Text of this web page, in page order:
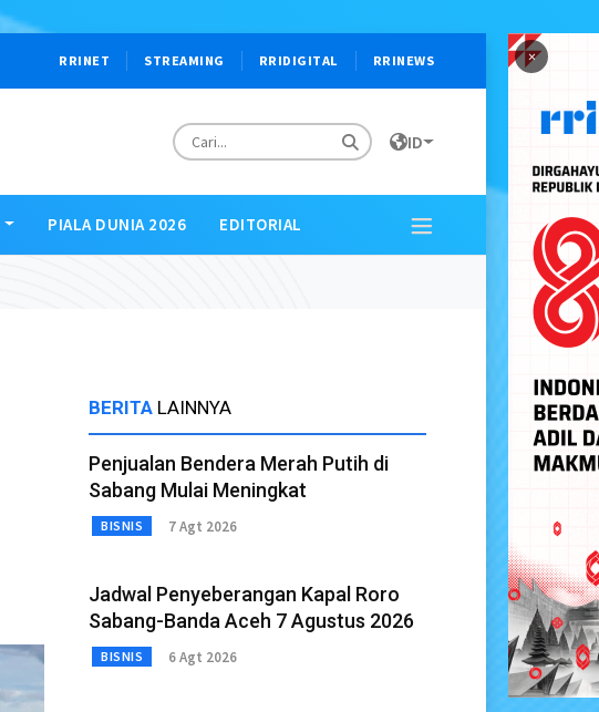
×
RRINET STREAMING RRIDIGITAL RRINEWS
ID
PIALA DUNIA 2026 EDITORIAL
BERITA LAINNYA
Penjualan Bendera Merah Putih di
Sabang Mulai Meningkat
BISNIS 7 Agt 2026
Jadwal Penyeberangan Kapal Roro
Sabang-Banda Aceh 7 Agustus 2026
BISNIS 6 Agt 2026